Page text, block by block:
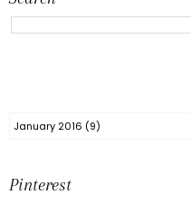
Pinterest